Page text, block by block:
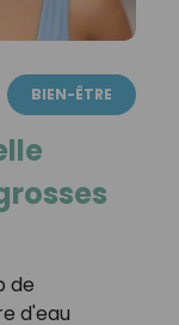
BIEN-ÊTRE
de
d'eau